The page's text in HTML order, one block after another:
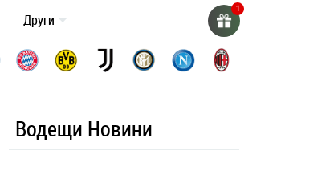
Други
Водещи Новини